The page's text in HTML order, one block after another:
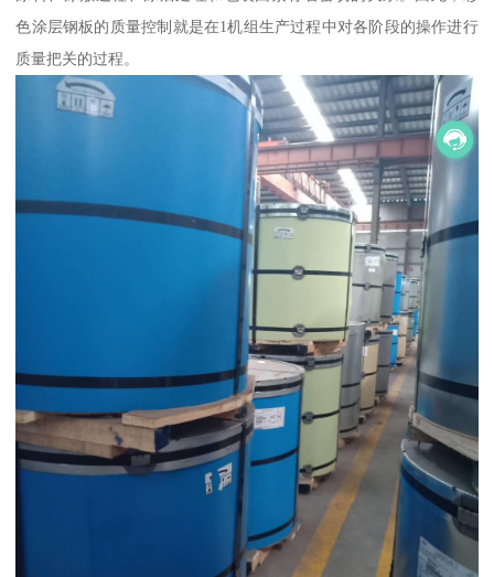
色涂层钢板的质量控制就是在1机组生产过程中对各阶段的操作进行
质量把关的过程。